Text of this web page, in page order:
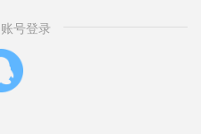
号登录